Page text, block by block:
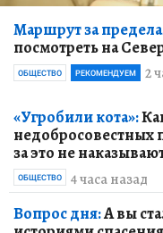
Маршрут за
посмотреть на
2
ОБЩЕСТВО РЕКОМЕНДУЕМ
«Угробили кота»:
недобросовестных
за это не
4 часа назад
ОБЩЕСТВО
Вопрос дня:А вы